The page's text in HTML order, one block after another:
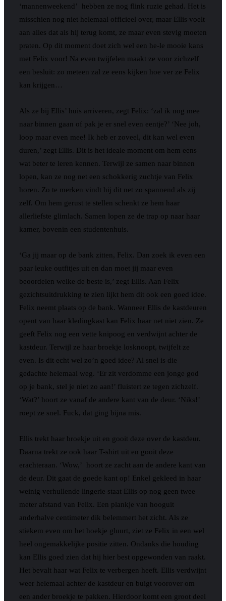
‘mannenweekend’ hebben ze nog flink ruzie gehad. Het is
misschien nog niet helemaal officieel over, maar Ellis voelt
aan alles dat als hij terug komt, ze maar even stevig moeten
praten. Op dit moment doet zich wel een he-le mooie kans
met Felix voor! Na even twijfelen maakt ze voor zichzelf
een besluit: zo meteen zal ze eens kijken hoe ver ze Felix
kan krijgen…
Als ze bij Ellis’ huis arriveren, zegt Felix: ‘zal ik nog mee
naar binnen gaan of pak je er snel even eentje?’ ‘Nee joh,
loop maar even mee! Ik heb er zoveel, dit kan wel even
duren,’ zegt Ellis. Dit is het ideale moment om hem eens
wat beter te leren kennen. Terwijl ze samen naar binnen
lopen, kan ze nog net een schokkerig zuchtje van Felix
horen. Zo te merken vindt hij dit net zo spannend als zij
zelf. Om hem gerust te stellen schenkt ze hem haar
allerliefste glimlach. Samen lopen ze de trap op naar haar
kamer, bovenin een studentenhuis.
‘Ga jij maar op de bank zitten, Felix. Dan zoek ik even een
paar leuke outfitjes uit en dan moet jij maar even
beoordelen welke de beste is,’ zegt Ellis. Aan Felix
gezichtsuitdrukking te zien lijkt hem dit ook een goed idee.
Felix neemt plaats op de bank. Wanneer Ellis de kastdeuren
opent van haar kledingkast kan Felix haar net niet zien. Ze
geeft Felix nog een vette knipoog en verdwijnt achter de
kastdeur. Terwijl ze haar broekje losknoopt, twijfelt ze
even. Is dit echt wel zo’n goed idee? Al snel is die
gedachte helemaal weg. ‘Er zit verdomme een jonge god
op je bank, stel je niet zo aan!’ fluistert ze tegen zichzelf.
‘Wat?’ hoort ze vanaf de andere kant van de deur. ‘Niks!’
roept ze snel. Fuck, dat ging bijna mis.
Ellis trekt haar broekje uit en gooit deze over de kastdeur.
Daarna trekt ze ook haar T-shirt uit en gooit deze
erachteraan. ‘Wow,’ hoort ze zacht aan de andere kant van
de deur. Dit gaat de goede kant op! Enkel gekleed in haar
weinig verhullende lingerie staat Ellis op nog geen twee
meter afstand van Felix. Een plankje van hooguit
anderhalve centimeter dik belemmert het zicht. Als ze
stiekem even om het hoekje gluurt, ziet ze Felix in een wel
heel ongemakkelijke positie zitten. Ondanks die houding
kan Ellis goed zien dat hij hier best opgewonden van raakt.
Het bevalt haar wat Felix te verbergen heeft. Ellis verdwijnt
weer helemaal achter de kastdeur en buigt voorover om
een ander broekje te pakken. Hierdoor komt een groot deel